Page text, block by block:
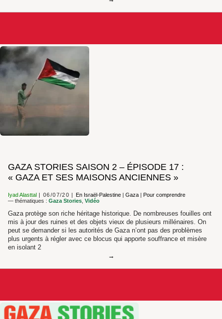
GAZA STORIES SAISON 2 – ÉPISODE 17 :
« GAZA ET SES MAISONS ANCIENNES »
Iyad Alasttal 06/07/20 En Israël-Palestine |Gaza |Pour comprendre
— thématiques : Gaza Stories Vidéo
Gaza protège son riche héritage historique. De nombreuses fouilles ont
mis à jour des ruines et des objets vieux de plusieurs millénaires. On
peut se demander si les autorités de Gaza n’ont pas des problèmes
plus urgents à régler avec ce blocus qui apporte souffrance et misère
en isolant 2